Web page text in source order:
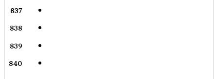
837
838
839
840